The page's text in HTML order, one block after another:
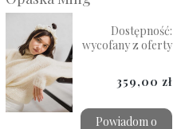
Dostępność:
wycofany z oferty
359,00 zł
Powiadom o